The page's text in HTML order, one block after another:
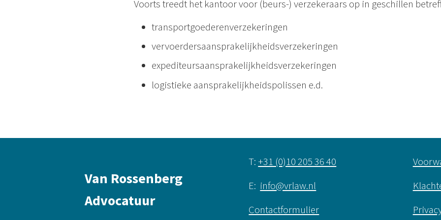
Voorts treedt het kantoor voor (beurs-) verzekeraars op in geschillen
transportgoederenverzekeringen
vervoerdersaansprakelijkheidsverzekeringen
expediteursaansprakelijkheidsverzekeringen
logistieke aansprakelijkheidspolissen e.d.
Van Rossenberg
Advocatuur
T: +31 (0)10 205 36 40
E: info@vrlaw.nl
Contactformulier